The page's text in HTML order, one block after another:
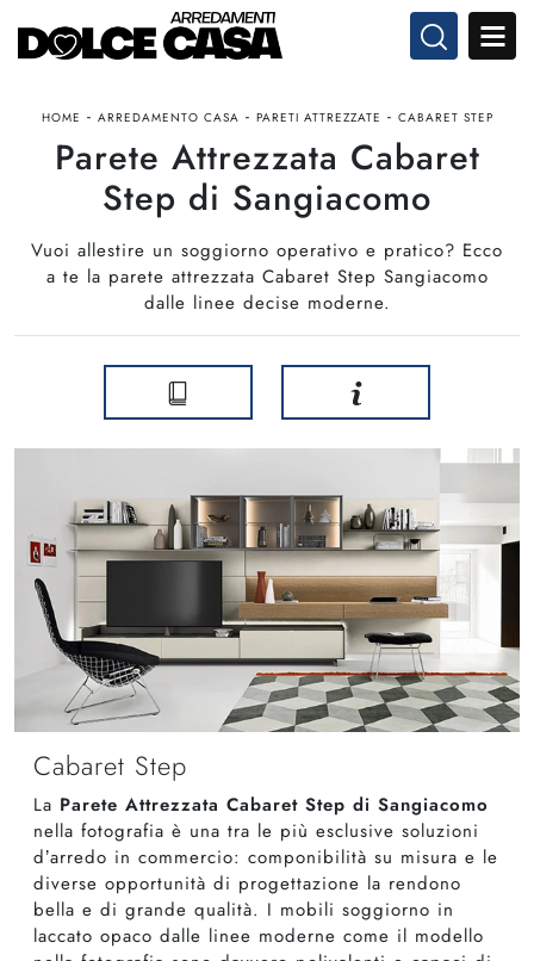
HOME - ARREDAMENTO CASA - PARETI ATTREZZATE - CABARET STEP
Parete Attrezzata Cabaret
Step di Sangiacomo
Vuoi allestire un soggiorno operativo e pratico? Ecco
a te la parete attrezzata Cabaret Step Sangiacomo
dalle linee decise moderne.
Cabaret Step
La Parete Attrezzata Cabaret Step di Sangiacomo
nella fotografia è una tra le più esclusive soluzioni
d’arredo in commercio: componibilità su misura e le
diverse opportunità di progettazione la rendono
bella e di grande qualità. I mobili soggiorno in
laccato opaco dalle linee moderne come il modello